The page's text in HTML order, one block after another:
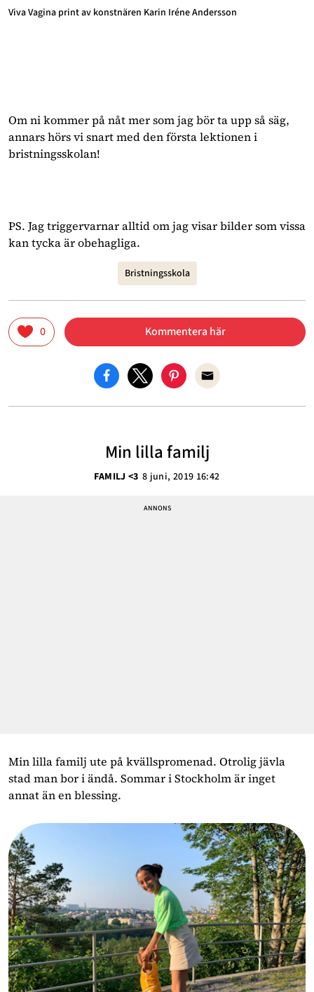
Viva Vagina print av konstnären Karin Iréne Andersson
Om ni kommer på nåt mer som jag bör ta upp så säg,
annars hörs vi snart med den första lektionen i
bristningsskolan!
PS. Jag triggervarnar alltid om jag visar bilder som vissa
kan tycka är obehagliga.
Bristningsskola
0 Kommentera här
Min lilla familj
FAMILJ <3 8 juni, 2019 16:42
Min lilla familj ute på kvällspromenad. Otrolig jävla
stad man bor i ändå. Sommar i Stockholm är inget
annat än en blessing.